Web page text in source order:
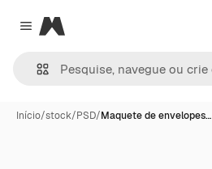
Close menu
Magnific
Início/stock/PSD/Maquete de envelopes…